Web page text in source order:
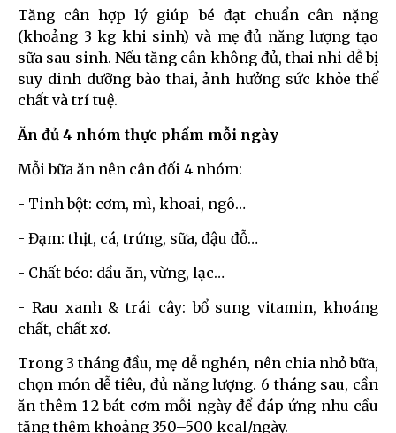
Tăng cân hợp lý giúp bé đạt chuẩn cân nặng
(khoảng 3 kg khi sinh) và mẹ đủ năng lượng tạo
sữa sau sinh. Nếu tăng cân không đủ, thai nhi dễ bị
suy dinh dưỡng bào thai, ảnh hưởng sức khỏe thể
chất và trí tuệ.
Ăn đủ 4 nhóm thực phẩm mỗi ngày
Mỗi bữa ăn nên cân đối 4 nhóm:
- Tinh bột: cơm, mì, khoai, ngô…
- Đạm: thịt, cá, trứng, sữa, đậu đỗ…
- Chất béo: dầu ăn, vừng, lạc…
- Rau xanh & trái cây: bổ sung vitamin, khoáng
chất, chất xơ.
Trong 3 tháng đầu, mẹ dễ nghén, nên chia nhỏ bữa,
chọn món dễ tiêu, đủ năng lượng. 6 tháng sau, cần
ăn thêm 1-2 bát cơm mỗi ngày để đáp ứng nhu cầu
tăng thêm khoảng 350–500 kcal/ngày.